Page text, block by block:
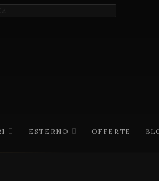
ESTERNO OFFERTE